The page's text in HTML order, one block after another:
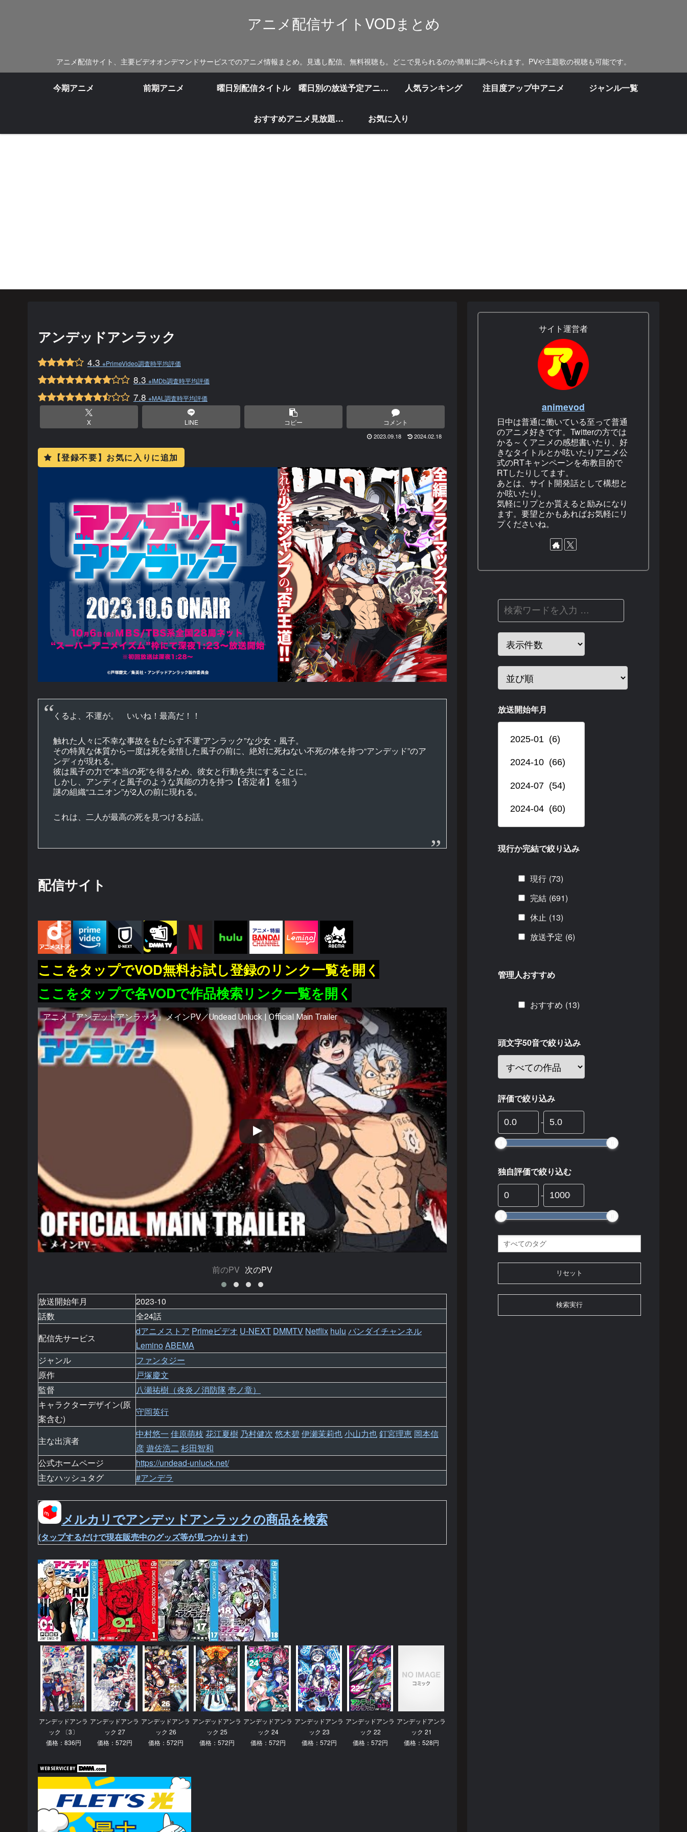
アニメ配信サイトVODまとめ
アニメ配信サイト、主要ビデオオンデマンドサービスでのアニメ情報まとめ。見逃し配信、無料視聴も。どこで見られるのか簡単に調べられます。PVや主題歌の視聴も可能です。
今期アニメ 前期アニメ 曜日別配信タイトル 曜日別の放送予定アニメリスト 人気ランキング 注目度アップ中アニメ ジャンル一覧
おすすめアニメ見放題配信サイト比較まとめ お気に入り
アンデッドアンラック
4.3 ※PrimeVideo調査時平均評価
8.3 ※IMDb調査時平均評価
7.8 ※MAL調査時平均評価
X LINE コピー コメント
2023.09.18 2024.02.18
【登録不要】お気に入りに追加
くるよ、不運が。 いいね！最高だ！！
触れた人々に不幸な事故をもたらす不運“アンラック”な少女・風子。
その特異な体質から一度は死を覚悟した風子の前に、絶対に死ねない不死の体を持つ“アンデッド”のア
ンディが現れる。
彼は風子の力で“本当の死”を得るため、彼女と行動を共にすることに。
しかし、アンディと風子のような異能の力を持つ【否定者】を狙う
謎の組織“ユニオン”が2人の前に現れる。
これは、二人が最高の死を見つけるお話。
配信サイト
ここをタップでVOD無料お試し登録のリンク一覧を開く
ここをタップで各VODで作品検索リンク一覧を開く
アニメ『アンデッドアンラック』メインPV／Undead Unluck | Official Main Trailer
前のPV 次のPV
放送開始年月
2023-10
話数
全24話
配信先サービス
dアニメストア Primeビデオ U-NEXT DMMTV Netflix hulu バンダイチャンネル
LeminoABEMA
ジャンル
ファンタジー
原作
戸塚慶文
監督
八瀬祐樹（炎炎ノ消防隊壱ノ章）
キャラクターデザイン(原
案含む)
守岡英行
主な出演者
中村悠一 佳原萌枝 花江夏樹 乃村健次 悠木碧伊瀬茉莉也小山力也釘宮理恵 岡本信
彦遊佐浩二 杉田智和
公式ホームページ
https://undead-unluck.net/
主なハッシュタグ
#アンデラ
メルカリでアンデッドアンラックの商品を検索
(タップするだけで現在販売中のグッズ等が見つかります)
アンデッドアンラ
ック 〔3〕
価格：836円
アンデッドアンラ
ック 27
価格：572円
アンデッドアンラ
ック 26
価格：572円
アンデッドアンラ
ック 25
価格：572円
アンデッドアンラ
ック 24
価格：572円
アンデッドアンラ
ック 23
価格：572円
アンデッドアンラ
ック 22
価格：572円
アンデッドアンラ
ック 21
価格：528円
サイト運営者
animevod
日中は普通に働いている至って普通
のアニメ好きです。Twitterの方では
かる～くアニメの感想書いたり、好
きなタイトルとか呟いたりアニメ公
式のRTキャンペーンを布教目的で
RTしたりしてます。
あとは、サイト開発話として構想と
か呟いたり。
気軽にリプとか貰えると励みになり
ます。要望とかもあればお気軽にリ
プくださいね。
放送開始年月
現行か完結で絞り込み
現行 (73)
完結 (691)
休止 (13)
放送予定 (6)
管理人おすすめ
おすすめ (13)
頭文字50音で絞り込み
評価で絞り込み
-
独自評価で絞り込む
-